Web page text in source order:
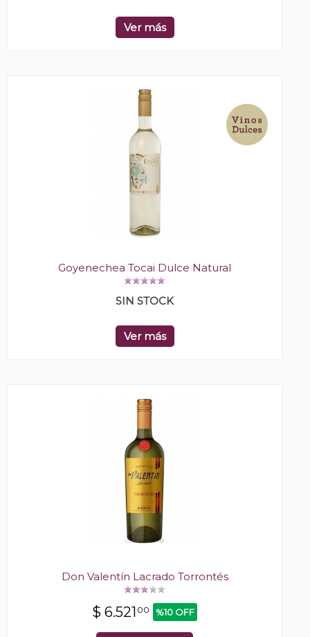
Ver más
Goyenechea Tocai Dulce Natural
SIN STOCK
Ver más
Don Valentín Lacrado Torrontés
$ 6.521 00 %10 OFF